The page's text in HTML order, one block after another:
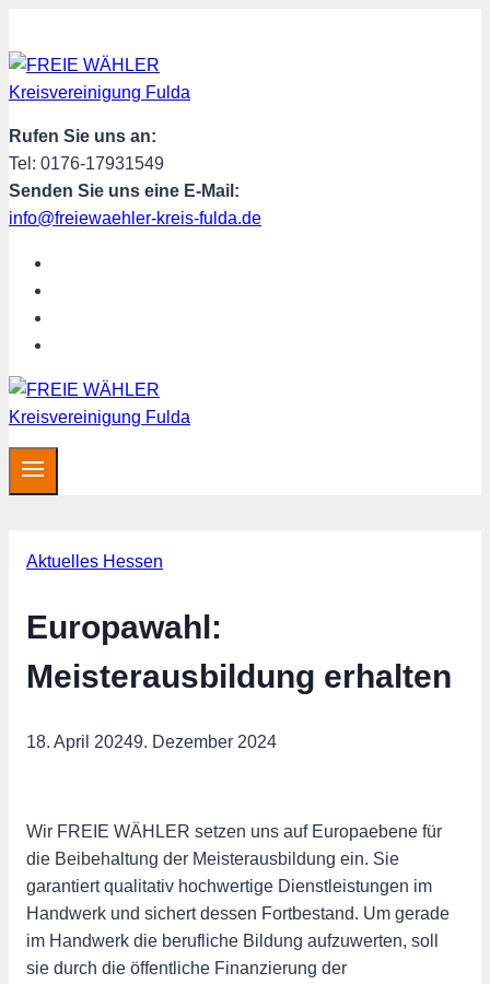
Inhalt
springen
Rufen Sie uns an:
Tel: 0176-17931549
Senden Sie uns eine E-Mail:
info@freiewaehler-kreis-fulda.de
Aktuelles Hessen
Europawahl:
Meisterausbildung erhalten
18. April 20249. Dezember 2024
Wir FREIE WÄHLER setzen uns auf Europaebene für
die Beibehaltung der Meisterausbildung ein. Sie
garantiert qualitativ hochwertige Dienstleistungen im
Handwerk und sichert dessen Fortbestand. Um gerade
im Handwerk die berufliche Bildung aufzuwerten, soll
sie durch die öffentliche Finanzierung der